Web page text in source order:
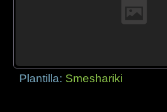
Plantilla: Smeshariki